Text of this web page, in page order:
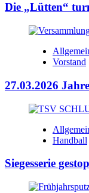
Die „Lütten“
Vorstand
27.03.2026
Handball
Siegesserie